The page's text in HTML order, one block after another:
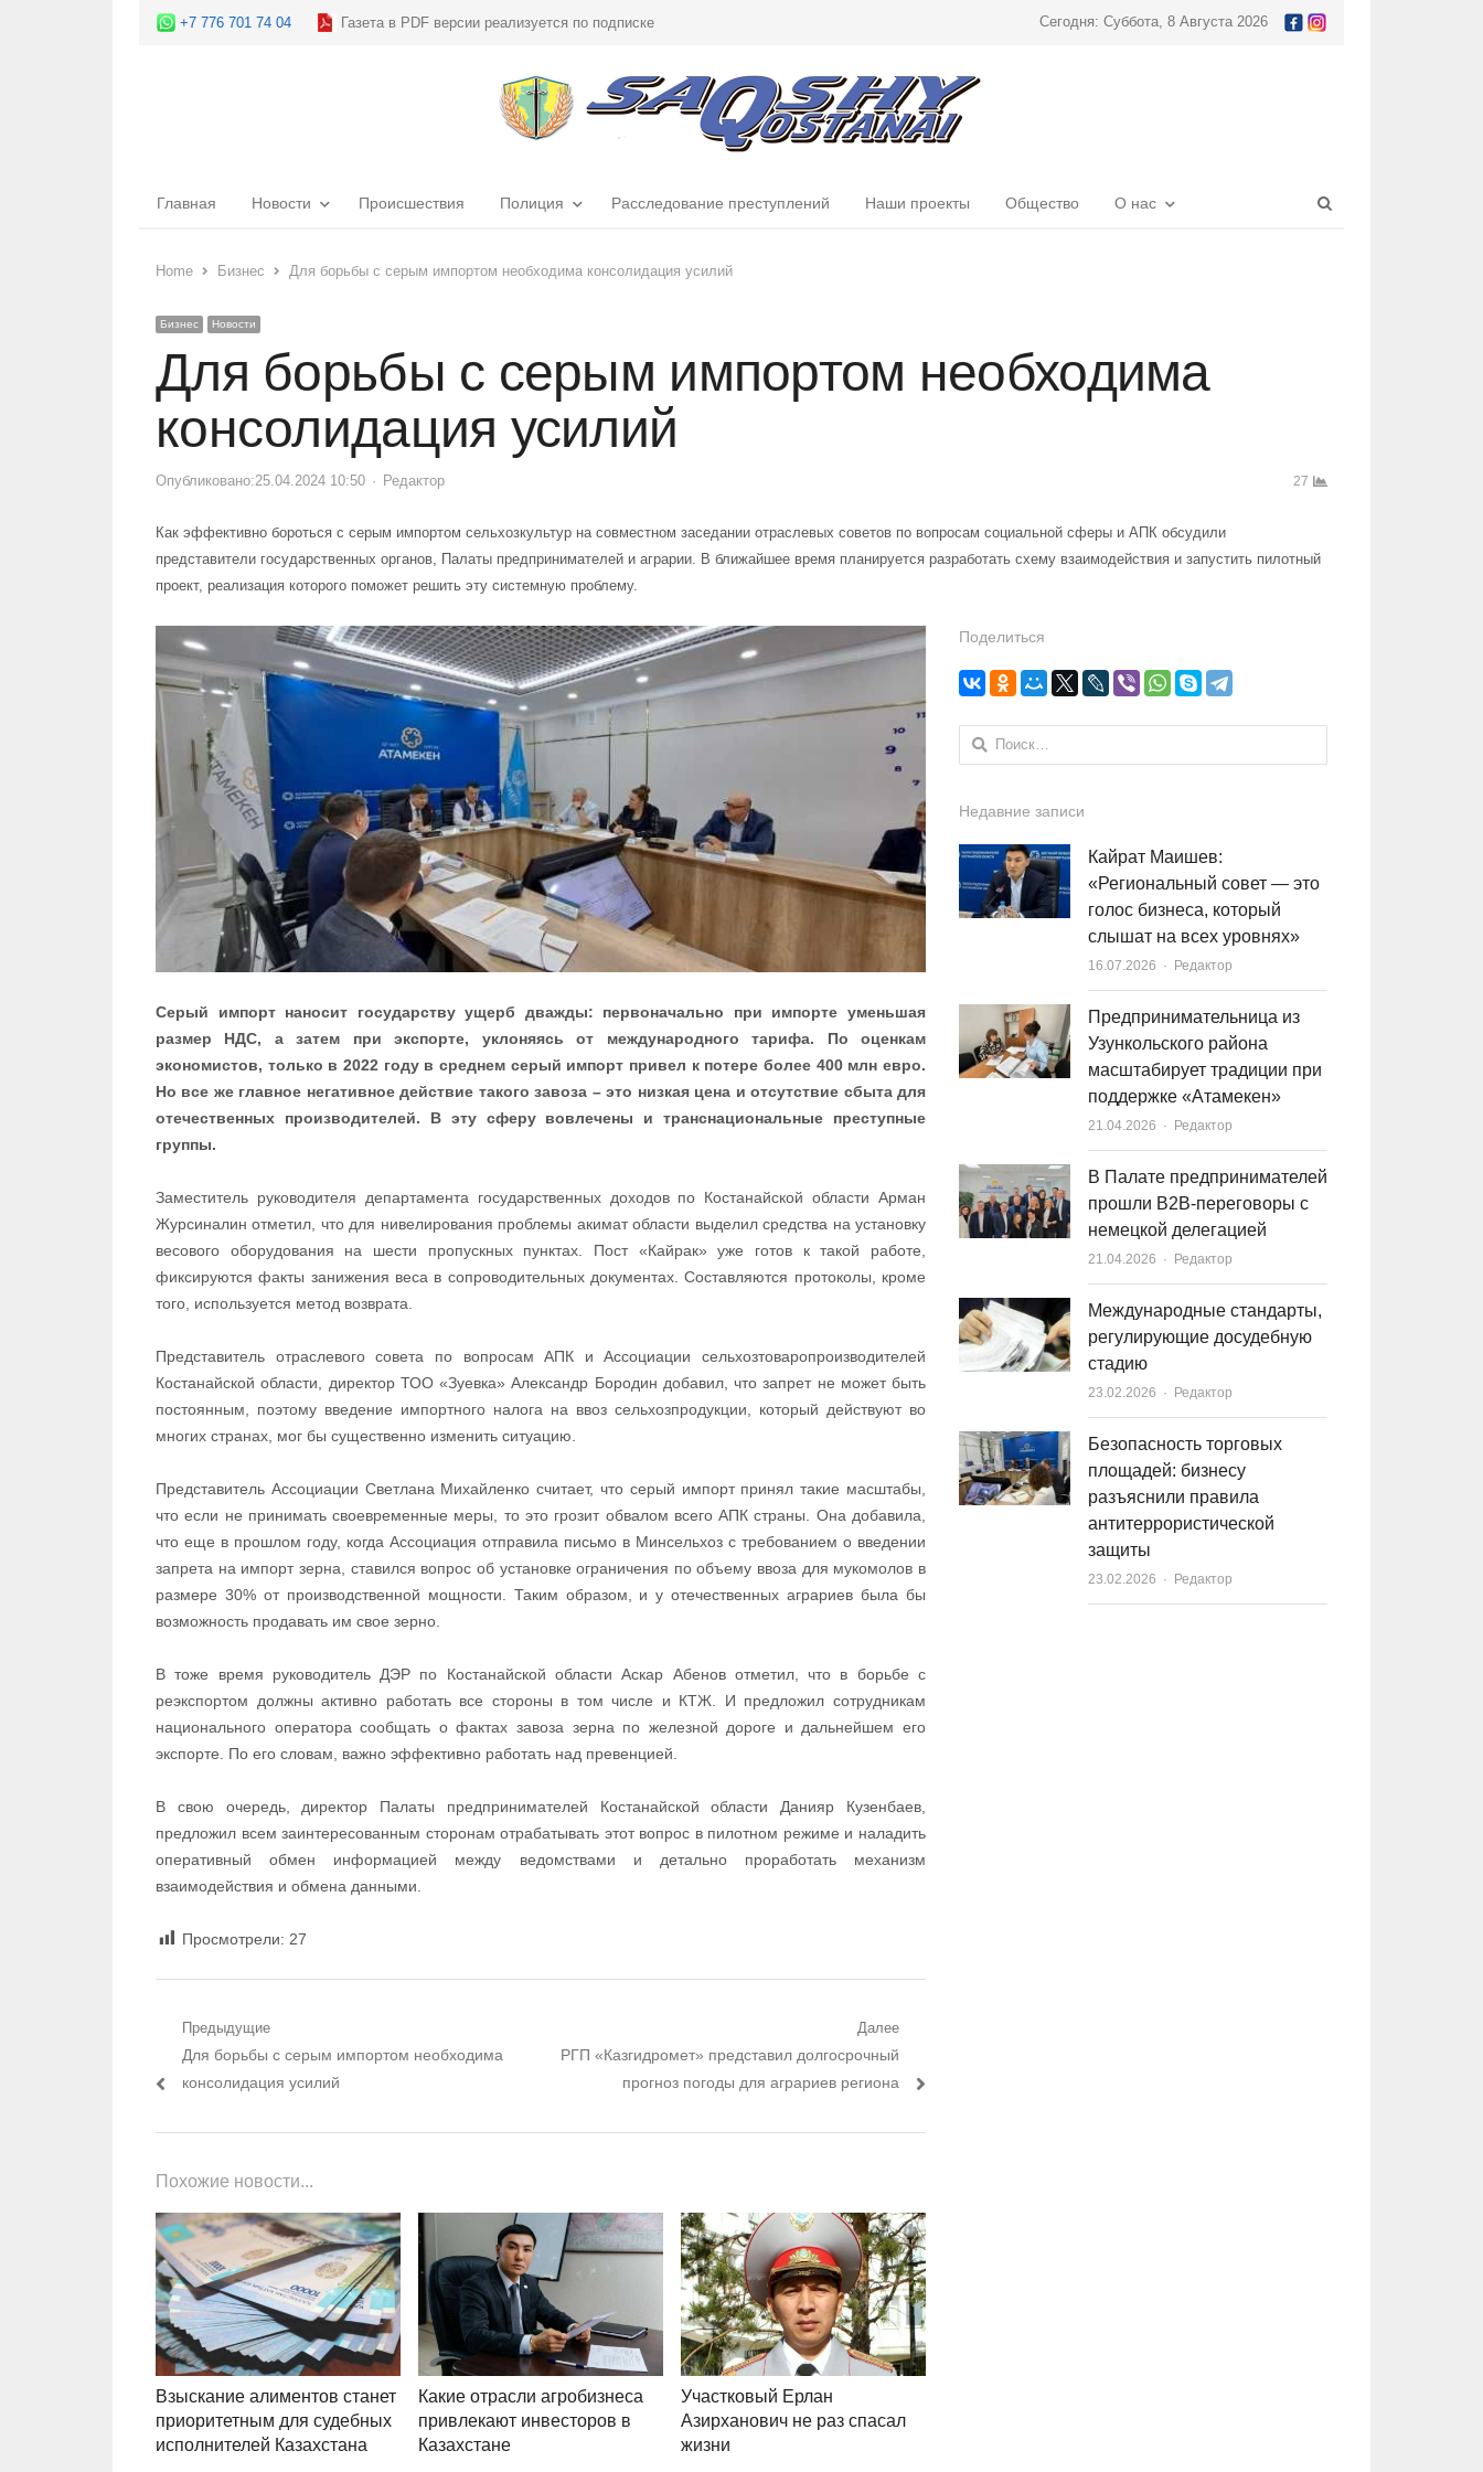
+7 776 701 74 04 Газета в PDF версии реализуется по подписке Сегодня: Суббота, 8 Августа 2026
Главная Новости Происшествия Полиция Расследование преступлений Наши проекты Общество О нас
Home
Бизнес Для борьбы с серым импортом необходима консолидация усилий
Бизнес Новости
Для борьбы с серым импортом необходима
консолидация усилий
Опубликовано:25.04.2024 10:50 Author
Редактор 27
Как эффективно бороться с серым импортом сельхозкультур на совместном заседании отраслевых советов по вопросам социальной сферы и АПК обсудили
представители государственных органов, Палаты предпринимателей и аграрии. В ближайшее время планируется разработать схему взаимодействия и запустить пилотный
проект, реализация которого поможет решить эту системную проблему.
Серый импорт наносит государству ущерб дважды: первоначально при импорте уменьшая
размер НДС, а затем при экспорте, уклоняясь от международного тарифа. По оценкам
экономистов, только в 2022 году в среднем серый импорт привел к потере более 400 млн евро.
Но все же главное негативное действие такого завоза – это низкая цена и отсутствие сбыта для
отечественных производителей. В эту сферу вовлечены и транснациональные преступные
группы.
Заместитель руководителя департамента государственных доходов по Костанайской области Арман
Журсиналин отметил, что для нивелирования проблемы акимат области выделил средства на установку
весового оборудования на шести пропускных пунктах. Пост «Кайрак» уже готов к такой работе,
фиксируются факты занижения веса в сопроводительных документах. Составляются протоколы, кроме
того, используется метод возврата.
Представитель отраслевого совета по вопросам АПК и Ассоциации сельхозтоваропроизводителей
Костанайской области, директор ТОО «Зуевка» Александр Бородин добавил, что запрет не может быть
постоянным, поэтому введение импортного налога на ввоз сельхозпродукции, который действуют во
многих странах, мог бы существенно изменить ситуацию.
Представитель Ассоциации Светлана Михайленко считает, что серый импорт принял такие масштабы,
что если не принимать своевременные меры, то это грозит обвалом всего АПК страны. Она добавила,
что еще в прошлом году, когда Ассоциация отправила письмо в Минсельхоз с требованием о введении
запрета на импорт зерна, ставился вопрос об установке ограничения по объему ввоза для мукомолов в
размере 30% от производственной мощности. Таким образом, и у отечественных аграриев была бы
возможность продавать им свое зерно.
В тоже время руководитель ДЭР по Костанайской области Аскар Абенов отметил, что в борьбе с
реэкспортом должны активно работать все стороны в том числе и КТЖ. И предложил сотрудникам
национального оператора сообщать о фактах завоза зерна по железной дороге и дальнейшем его
экспорте. По его словам, важно эффективно работать над превенцией.
В свою очередь, директор Палаты предпринимателей Костанайской области Данияр Кузенбаев,
предложил всем заинтересованным сторонам отрабатывать этот вопрос в пилотном режиме и наладить
оперативный обмен информацией между ведомствами и детально проработать механизм
взаимодействия и обмена данными.
Просмотрели: 27
Навигация по записям
Предыдущие
Предыдущий пост:
Для борьбы с серым импортом необходима
консолидация усилий
Далее
Следующий пост:
РГП «Казгидромет» представил долгосрочный
прогноз погоды для аграриев региона
Похожие новости...
Взыскание алиментов станет
приоритетным для судебных
исполнителей Казахстана
Какие отрасли агробизнеса
привлекают инвесторов в
Казахстане
Участковый Ерлан
Азирханович не раз спасал
жизни
Поделиться
Найти:
Недавние записи
Кайрат Маишев:
«Региональный совет — это
голос бизнеса, который
слышат на всех уровнях»
16.07.2026 Author
Редактор
Предпринимательница из
Узункольского района
масштабирует традиции при
поддержке «Атамекен»
21.04.2026 Author
Редактор
В Палате предпринимателей
прошли B2B-переговоры с
немецкой делегацией
21.04.2026 Author
Редактор
Международные стандарты,
регулирующие досудебную
стадию
23.02.2026 Author
Редактор
Безопасность торговых
площадей: бизнесу
разъяснили правила
антитеррористической
защиты
23.02.2026 Author
Редактор